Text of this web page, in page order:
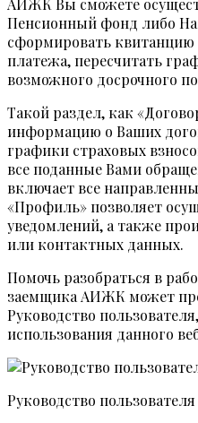
АИЖК Вы сможете
Пенсионный фонд либо
сформировать квитанцию
платежа, пересчитать
возможного досрочного
Такой раздел, как
информацию о Ваших
графики страховых
все поданные Вами
включает все
«Профиль» позволяет
уведомлений, а также
или контактных данных.
Помочь разобраться в
заемщика АИЖК может
Руководство
использования данного
Руководство пользователя